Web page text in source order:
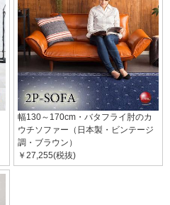
幅130～170cm・バタフライ肘のカ
ウチソファー（日本製・ビンテージ
調・ブラウン）
￥27,255(税抜)